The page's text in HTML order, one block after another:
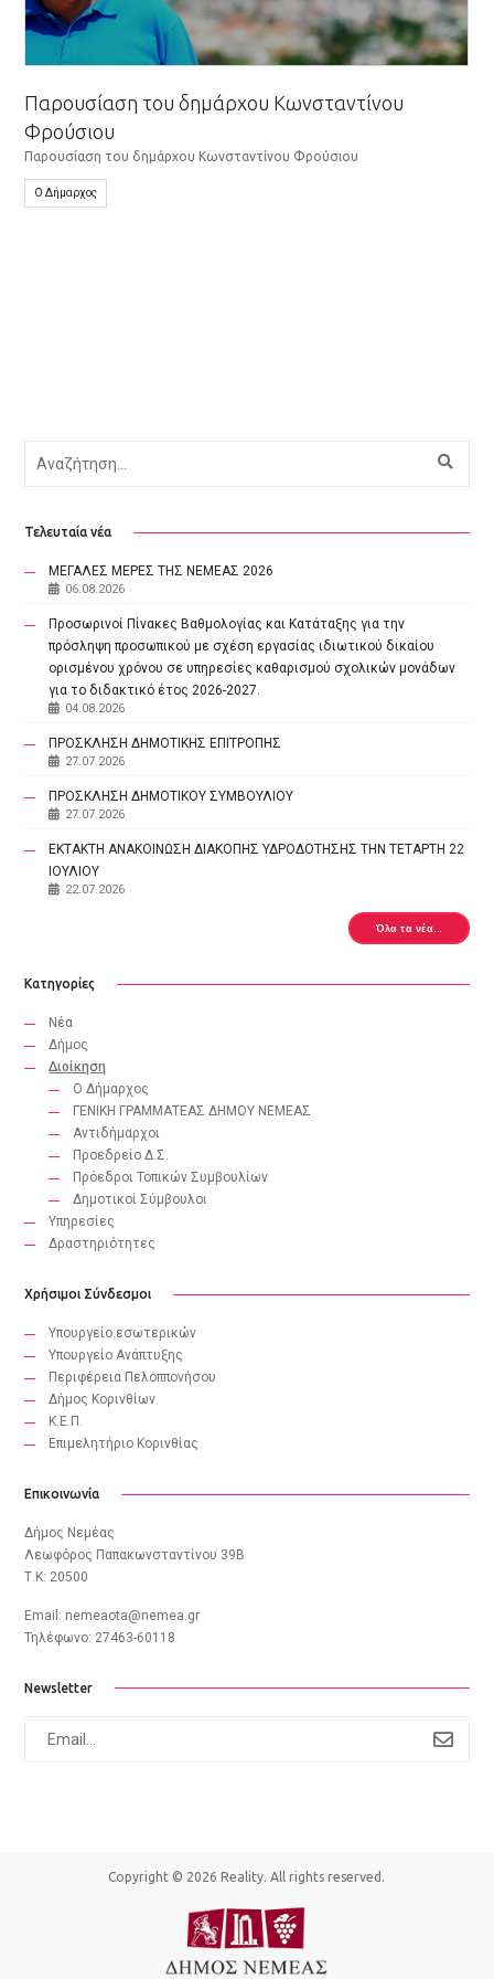
Παρουσίαση του δημάρχου Κωνσταντίνου
Φρούσιου
Παρουσίαση του δημάρχου Κωνσταντίνου Φρούσιου
Ο Δήμαρχος
Τελευταία νέα
ΜΕΓΑΛΕΣ ΜΕΡΕΣ ΤΗΣ ΝΕΜΕΑΣ 2026
06.08.2026
Προσωρινοί Πίνακες Βαθμολογίας και Κατάταξης για την
πρόσληψη προσωπικού με σχέση εργασίας ιδιωτικού δικαίου
ορισμένου χρόνου σε υπηρεσίες καθαρισμού σχολικών μονάδων
για το διδακτικό έτος 2026-2027.
04.08.2026
ΠΡΟΣΚΛΗΣΗ ΔΗΜΟΤΙΚΗΣ ΕΠΙΤΡΟΠΗΣ
27.07.2026
ΠΡΟΣΚΛΗΣΗ ΔΗΜΟΤΙΚΟΥ ΣΥΜΒΟΥΛΙΟΥ
27.07.2026
ΕΚΤΑΚΤΗ ΑΝΑΚΟΙΝΩΣΗ ΔΙΑΚΟΠΗΣ ΥΔΡΟΔΟΤΗΣΗΣ ΤΗΝ ΤΕΤΑΡΤΗ 22
ΙΟΥΛΙΟΥ
22.07.2026
Όλα τα νέα...
Κατηγορίες
Νέα
Δήμος
Διοίκηση
Ο Δήμαρχος
ΓΕΝΙΚΗ ΓΡΑΜΜΑΤΕΑΣ ΔΗΜΟΥ ΝΕΜΕΑΣ
Αντιδήμαρχοι
Προεδρείο Δ.Σ.
Πρόεδροι Τοπικών Συμβουλίων
Δημοτικοί Σύμβουλοι
Υπηρεσίες
Δραστηριότητες
Χρήσιμοι Σύνδεσμοι
Υπουργείο εσωτερικών
Υπουργείο Ανάπτυξης
Περιφέρεια Πελοππονήσου
Δήμος Κορινθίων
Κ.Ε.Π.
Eπιμελητήριο Κορινθίας
Επικοινωνία
Δήμος Νεμέας
Λεωφόρος Παπακωνσταντίνου 39B
Τ.Κ: 20500
Email: nemeaota@nemea.gr
Τηλέφωνο: 27463-60118
Newsletter
Copyright © 2026 Reality. All rights reserved.